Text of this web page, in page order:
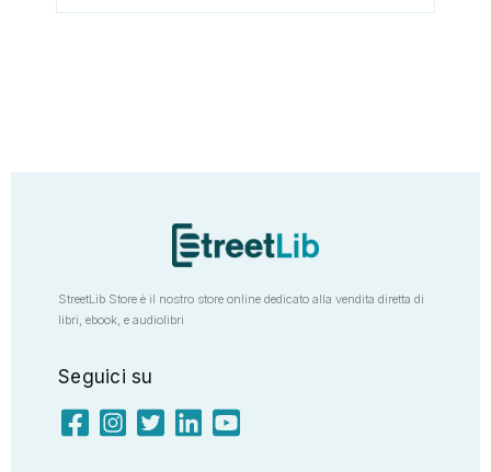
StreetLib Store è il nostro store online dedicato alla vendita diretta di
libri, ebook, e audiolibri
Seguici su